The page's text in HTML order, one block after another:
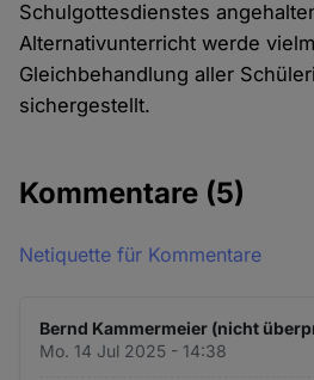
Schulgottesdienstes
Alternativunterricht werde
Gleichbehandlung aller
sichergestellt.
Kommentare (5)
Netiquette für Kommentare
Bernd Kammermeier (nicht
Mo. 14 Jul 2025 - 14:38